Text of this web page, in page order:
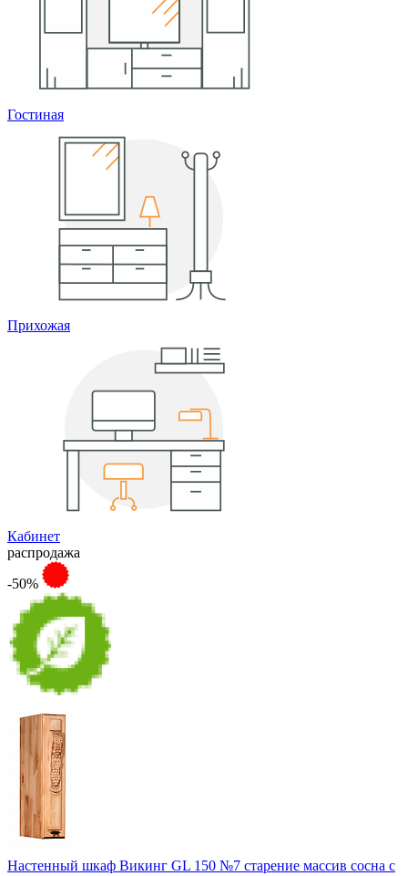
Гостиная
Прихожая
Кабинет
распродажа
-50%
Настенный шкаф Викинг GL 150 №7 старение массив сосна с